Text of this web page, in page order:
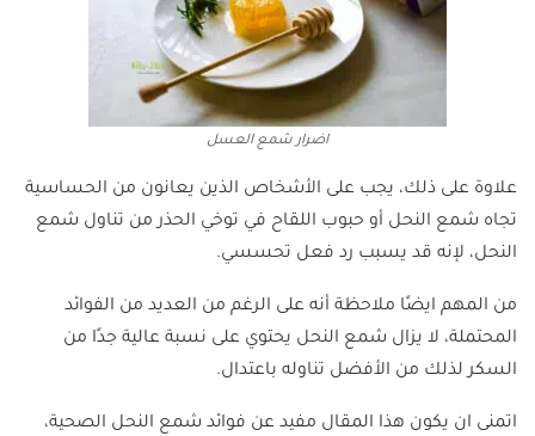
اضرار شمع العسل
علاوة على ذلك، يجب على الأشخاص الذين يعانون من الحساسية
تجاه شمع النحل أو حبوب اللقاح في توخي الحذر من تناول شمع
النحل، لإنه قد يسبب رد فعل تحسسي.
من المهم ايضًا ملاحظة أنه على الرغم من العديد من الفوائد
المحتملة، لا يزال شمع النحل يحتوي على نسبة عالية جدًا من
السكر لذلك من الأفضل تناوله باعتدال.
اتمنى ان يكون هذا المقال مفيد عن فوائد شمع النحل الصحية،